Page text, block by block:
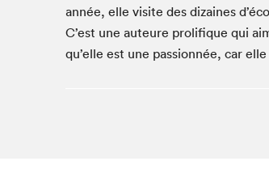
Espace Montréal-Nord
Tapis rouge des écrivain·e·s
année, elle visite des dizaines
C’est une auteure prolifique qui
qu’elle est une passionnée, car